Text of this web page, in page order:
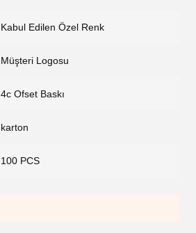
Kabul Edilen Özel Renk
Müşteri Logosu
4c Ofset Baskı
karton
100 PCS